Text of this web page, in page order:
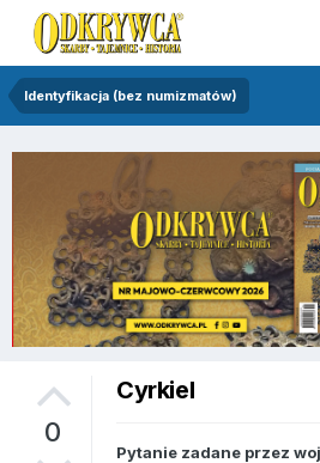
Identyfikacja (bez numizmatów)
0
Cyrkiel
Pytanie zadane przez